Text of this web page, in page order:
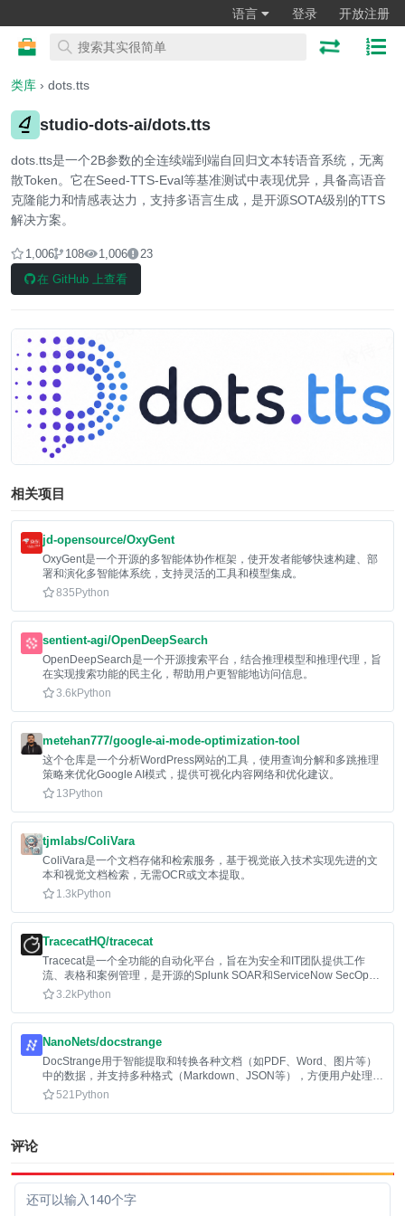
语言 登录 开放注册
类库 › dots.tts
studio-dots-ai/dots.tts
dots.tts是一个2B参数的全连续端到端自回归文本转语音系统，无离
散Token。它在Seed-TTS-Eval等基准测试中表现优异，具备高语音
克隆能力和情感表达力，支持多语言生成，是开源SOTA级别的TTS
解决方案。
1,006 108 1,006
23
在 GitHub 上查看
相关项目
jd-opensource/OxyGent
OxyGent是一个开源的多智能体协作框架，使开发者能够快速构建、部
署和演化多智能体系统，支持灵活的工具和模型集成。
835Python
sentient-agi/OpenDeepSearch
OpenDeepSearch是一个开源搜索平台，结合推理模型和推理代理，旨
在实现搜索功能的民主化，帮助用户更智能地访问信息。
3.6kPython
metehan777/google-ai-mode-optimization-tool
这个仓库是一个分析WordPress网站的工具，使用查询分解和多跳推理
策略来优化Google AI模式，提供可视化内容网络和优化建议。
13Python
tjmlabs/ColiVara
ColiVara是一个文档存储和检索服务，基于视觉嵌入技术实现先进的文
本和视觉文档检索，无需OCR或文本提取。
1.3kPython
TracecatHQ/tracecat
Tracecat是一个全功能的自动化平台，旨在为安全和IT团队提供工作
流、表格和案例管理，是开源的Splunk SOAR和ServiceNow SecOps
替代方案。
3.2kPython
NanoNets/docstrange
DocStrange用于智能提取和转换各种文档（如PDF、Word、图片等）
中的数据，并支持多种格式（Markdown、JSON等），方便用户处理和
利用文档信息。
521Python
评论